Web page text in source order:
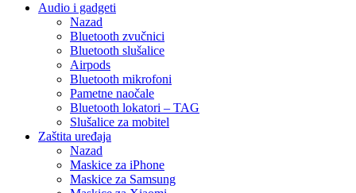
Audio i gadgeti
Nazad
Bluetooth zvučnici
Bluetooth slušalice
Airpods
Bluetooth mikrofoni
Pametne naočale
Bluetooth lokatori – TAG
Slušalice za mobitel
Zaštita uređaja
Nazad
Maskice za iPhone
Maskice za Samsung